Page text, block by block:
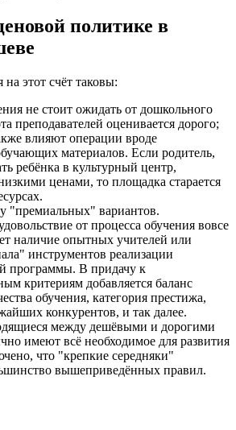
политике в
этот счёт таковы:
не стоит ожидать от дошкольного
преподавателей оценивается дорого;
влияют операции вроде
материалов. Если родитель,
ребёнка в культурный центр,
ценами, то площадка старается
"премиальных" вариантов.
от процесса обучения вовсе
наличие опытных учителей или
инструментов реализации
программы. В придачу к
критериям добавляется баланс
обучения, категория престижа,
конкурентов, и так далее.
между дешёвыми и дорогими
имеют всё необходимое для развития
что "крепкие середняки"
вышеприведённых правил.